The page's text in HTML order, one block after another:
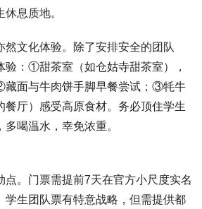
息质地。
然文化体验。除了安排安全的团队
验：①甜茶室（如仓姑寺甜茶室），
面与牛肉饼手脚早餐尝试；③牦牛
餐厅）感受高原食材。务必顶住学生
喝温水，幸免浓重。
点。门票需提前7天在官方小尺度实名
学生团队票有特意战略，但需提供都